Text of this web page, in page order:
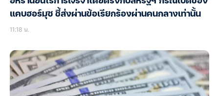
แคบฮอร์มุซ ชี้ส่งผ่านข้อเรียกร้องผ่านคนกลางเท่านั้น
11:18 น.